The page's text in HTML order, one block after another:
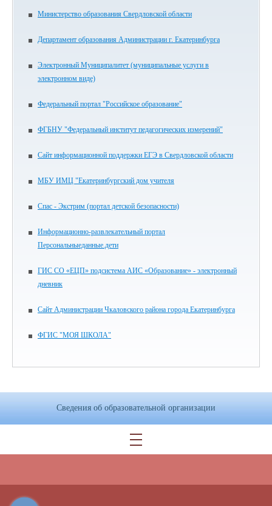
Министерство образования Свердловской области
Департамент образования Администрации г. Екатеринбурга
Электронный Муниципалитет (муниципальные услуги в
электронном виде)
Федеральный портал "Российское образование"
ФГБНУ "Федеральный институт педагогических измерений"
Сайт информационной поддержки ЕГЭ в Свердловской области
МБУ ИМЦ "Екатеринбургский дом учителя
Спас - Экстрим (портал детской безопасности)
Информационно-развлекательный портал
Персональныеданные.дети
ГИС СО «ЕЦП» подсистема АИС «Образование» - электронный
дневник
Сайт Администрации Чкаловского района города Екатеринбурга
ФГИС "МОЯ ШКОЛА"
Сведения об образовательной организации